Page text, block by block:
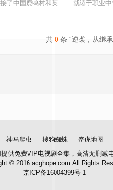
创新实践实现本土设计理念突破的故
了中国鹿鸣村和英国牛津，麦香通
就读于职业
共 0 条 “逆袭，从继
神马爬虫 搜狗蜘蛛 奇虎地图
提供免费VIP电视剧全集，高清无删减
© 2016 acghope.com All Rights
京ICP备16004399号-1